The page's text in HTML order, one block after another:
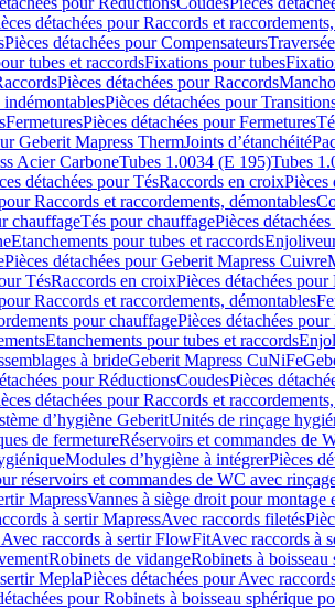
détachées pour Raccords et
Pièces détachées pour Compensateurs
tubes et raccordsFixations pour tubes
Pièces détachées pour Raccords
Pièces détachées pour
FermeturesPièces détachées pour Fermetures
Geberit Mapress ThermJoints d’étanchéité
Acier CarboneTubes 1.0034 (E 195)Tubes
détachées pour TésRaccords en croixPièces
Raccords et raccordements, démontables
chauffageTés pour chauffagePièces
Etanchements pour tubes et raccords
Pièces détachées pour Geberit Mapress Cuivre
TésRaccords en croixPièces détachées
Raccords et raccordements, démontables
pour chauffagePièces détachées
Etanchements pour tubes et raccords
à brideGeberit Mapress CuNiFe
pour RéductionsCoudesPièces
détachées pour Raccords et
d’hygiène GeberitUnités de rinçage
de fermetureRéservoirs et commandes de
Modules d’hygiène à intégrerPièces
réservoirs et commandes de WC avec
MapressVannes à siège droit pour montage
à sertir MapressAvec raccords filetés
Avec raccords à sertir FlowFitAvec raccords à
Robinets de vidangeRobinets à boisseau
MeplaPièces détachées pour Avec
pour Robinets à boisseau sphérique